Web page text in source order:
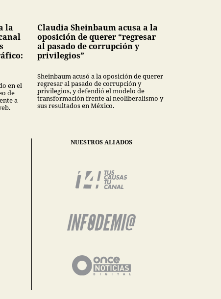
la
en el
de
a
Claudia Sheinbaum acusa a la
oposición de querer “regresar
al pasado de corrupción y
privilegios”
Sheinbaum acusó a la oposición de querer
regresar al pasado de corrupción y
privilegios, y defendió el modelo de
transformación frente al neoliberalismo y
sus resultados en México.
NUESTROS ALIADOS